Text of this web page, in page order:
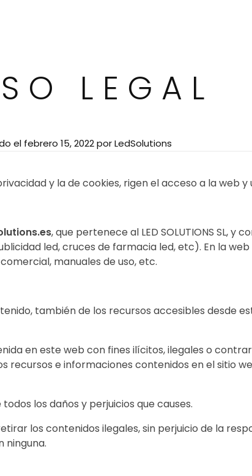
LEGAL
el febrero 15, 2022porLedSolutions
y la de cookies, rigen el acceso a la web
, que pertenece al LED SOLUTIONS SL,
led, cruces de farmacia led, etc). En la
manuales de uso, etc.
también de los recursos accesibles desde
en este web con fines ilícitos, ilegales o
recursos e informaciones contenidos en el sitio
los daños y perjuicios que causes.
los contenidos ilegales, sin perjuicio de la
ninguna.